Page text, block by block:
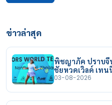
ข่าวล่าสุด
พิชญาภัค ปราบจี
ชัยหวดเวิลด์ เทน
03-08-2026